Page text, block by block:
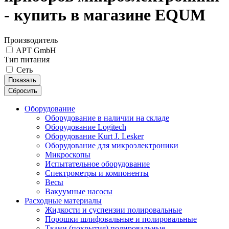
- купить в магазине EQUM
Производитель
APT GmbH
Тип питания
Сеть
Показать
Сбросить
Оборудование
Оборудование в наличии на складе
Оборудование Logitech
Оборудование Kurt J. Lesker
Оборудование для микроэлектроники
Микроскопы
Испытательное оборудование
Спектрометры и компоненты
Весы
Вакуумные насосы
Расходные материалы
Жидкости и суспензии полировальные
Порошки шлифовальные и полировальные